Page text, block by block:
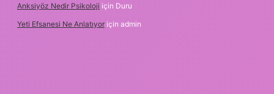
Anksiyöz Nedir Psikoloji için Duru
Yeti Efsanesi Ne Anlatıyor için admin